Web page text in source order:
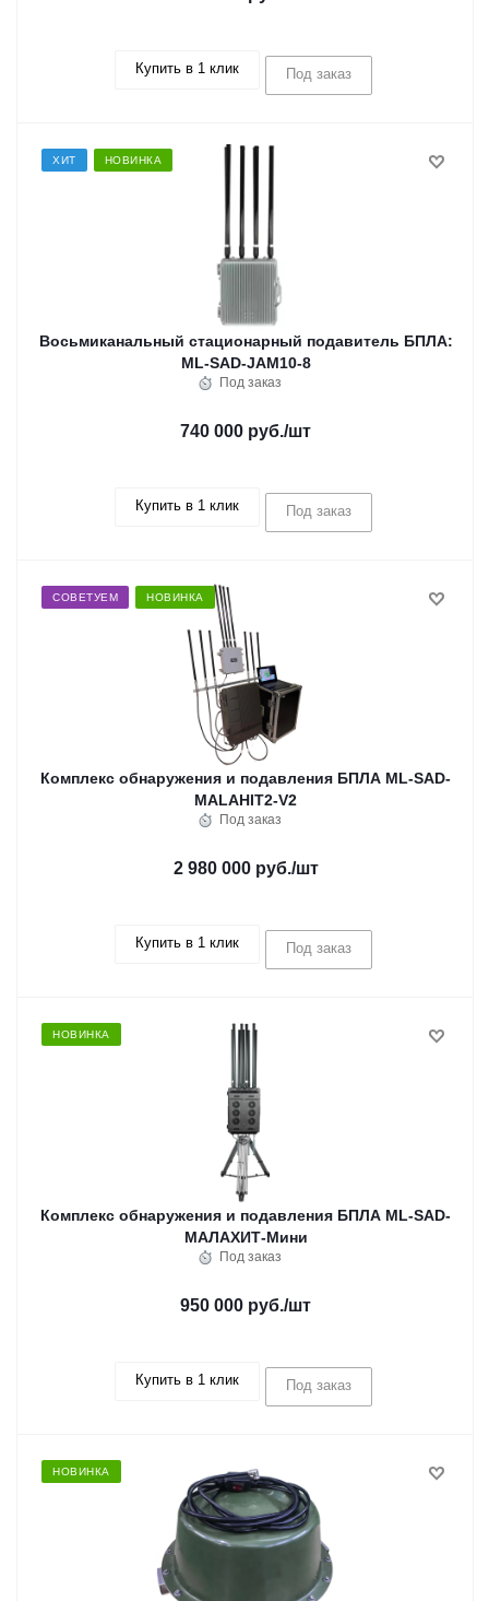
Купить в 1 клик Под заказ
ХИТ НОВИНКА
Восьмиканальный стационарный подавитель БПЛА:
ML-SAD-JAM10-8
Под заказ
740 000 руб./шт
Купить в 1 клик Под заказ
СОВЕТУЕМ НОВИНКА
Комплекс обнаружения и подавления БПЛА ML-SAD-
MALAHIT2-V2
Под заказ
2 980 000 руб./шт
Купить в 1 клик Под заказ
НОВИНКА
Комплекс обнаружения и подавления БПЛА ML-SAD-
МАЛАХИТ-Мини
Под заказ
950 000 руб./шт
Купить в 1 клик Под заказ
НОВИНКА